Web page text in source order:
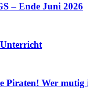
– Ende Juni 2026
Piraten! Wer